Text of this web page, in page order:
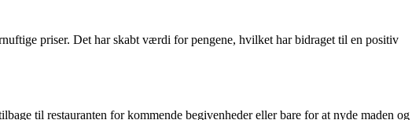
priser. Det har skabt værdi for pengene, hvilket har bidraget til en positiv
til restauranten for kommende begivenheder eller bare for at nyde maden og